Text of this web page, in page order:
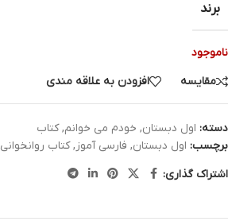
برند
ناموجود
مقایسه
افزودن به علاقه مندی
دسته: اول دبستان, خودم می خوانم, کتاب
برچسب: اول دبستان, فارسی آموز, کتاب روانخوانی
اشتراک گذاری: